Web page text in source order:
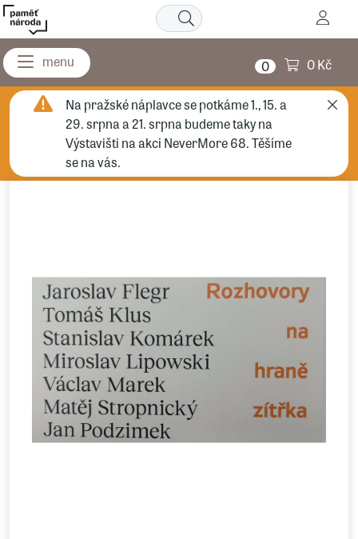
0 0 Kč
Na pražské náplavce se potkáme 1., 15. a
29. srpna a 21. srpna budeme taky na
Výstavišti na akci NeverMore 68. Těšíme
se na vás.